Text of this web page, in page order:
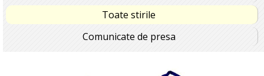
Toate stirile
Comunicate de presa